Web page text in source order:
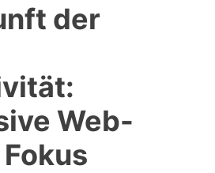
der
Web-